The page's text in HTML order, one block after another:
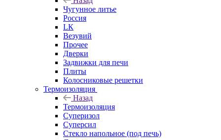
Чугунное литье
Россия
LК
Везувий
Прочее
Дверки
Задвижки для печи
Плиты
Колосниковые решетки
Термоизоляция
Назад
Термоизоляция
Суперизол
Суперсил
Стекло напольное (под печь)